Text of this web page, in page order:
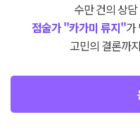
수만 건의 상
점술가 "카가미 류지"가
고민의 결론까